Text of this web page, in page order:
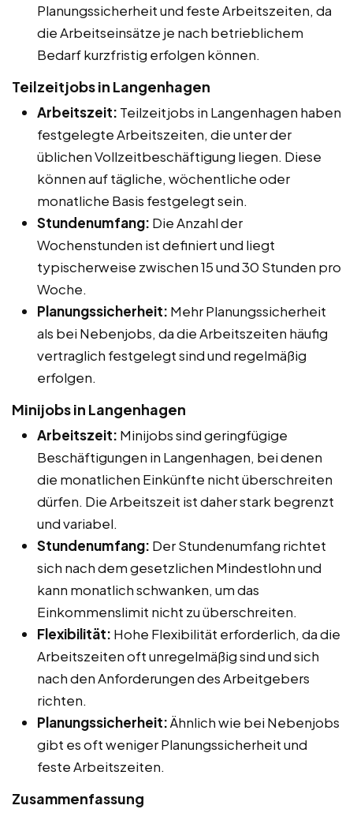
Planungssicherheit und feste Arbeitszeiten, da
die Arbeitseinsätze je nach betrieblichem
Bedarf kurzfristig erfolgen können.
Teilzeitjobs in Langenhagen
Arbeitszeit: Teilzeitjobs in Langenhagen haben
festgelegte Arbeitszeiten, die unter der
üblichen Vollzeitbeschäftigung liegen. Diese
können auf tägliche, wöchentliche oder
monatliche Basis festgelegt sein.
Stundenumfang: Die Anzahl der
Wochenstunden ist definiert und liegt
typischerweise zwischen 15 und 30 Stunden pro
Woche.
Planungssicherheit: Mehr Planungssicherheit
als bei Nebenjobs, da die Arbeitszeiten häufig
vertraglich festgelegt sind und regelmäßig
erfolgen.
Minijobs in Langenhagen
Arbeitszeit: Minijobs sind geringfügige
Beschäftigungen in Langenhagen, bei denen
die monatlichen Einkünfte nicht überschreiten
dürfen. Die Arbeitszeit ist daher stark begrenzt
und variabel.
Stundenumfang: Der Stundenumfang richtet
sich nach dem gesetzlichen Mindestlohn und
kann monatlich schwanken, um das
Einkommenslimit nicht zu überschreiten.
Flexibilität: Hohe Flexibilität erforderlich, da die
Arbeitszeiten oft unregelmäßig sind und sich
nach den Anforderungen des Arbeitgebers
richten.
Planungssicherheit:Ähnlich wie bei Nebenjobs
gibt es oft weniger Planungssicherheit und
feste Arbeitszeiten.
Zusammenfassung